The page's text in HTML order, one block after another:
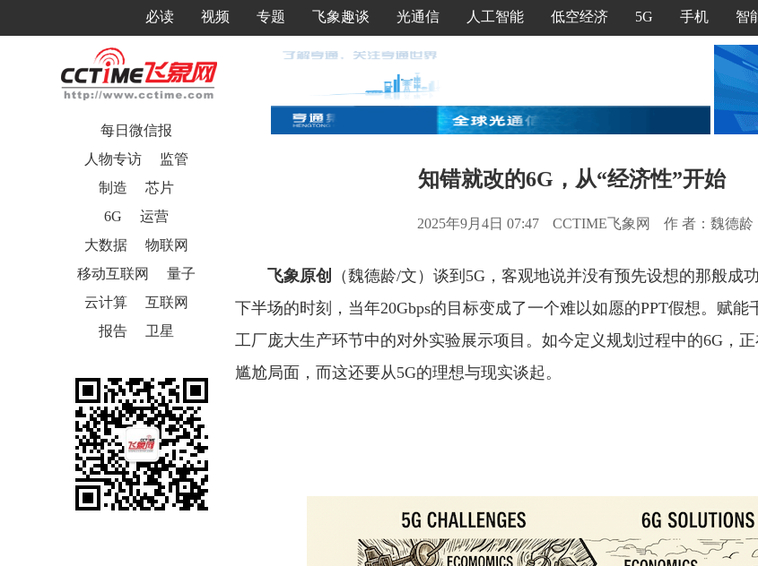
必读 视频 专题 飞象趣谈 光通信 人工智能 低空经济 5G 手机 智
每日微信报
人物专访
监管
制造
芯片
6G
运营
大数据
物联网
移动互联网
量子
云计算
互联网
报告
卫星
知错就改的6G，从“经济性”开始
2025年9月4日 07:47 CCTIME飞象网 作 者：魏德龄
飞象原创
（魏德龄/文）谈到5G，客观地说并没有预先设想的那般成
下半场的时刻，当年20Gbps的目标变成了一个难以如愿的PPT假想。赋能
工厂庞大生产环节中的对外实验展示项目。如今定义规划过程中的6G，
尴尬局面，而这还要从5G的理想与现实谈起。